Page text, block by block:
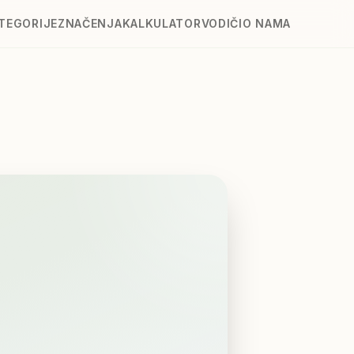
ZNAČENJAKALKULATORVODIČIO NAMA